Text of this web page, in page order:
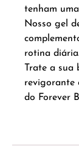
tenham
Nosso gel
rotina
Trate a sua
revigorante
do Forever